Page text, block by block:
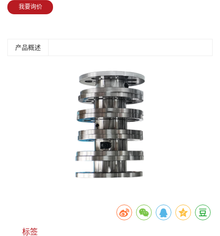
我要询价
产品概述
标签